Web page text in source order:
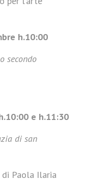
h.10:00
secondo
e h.11:30
di san
Paola Ilaria